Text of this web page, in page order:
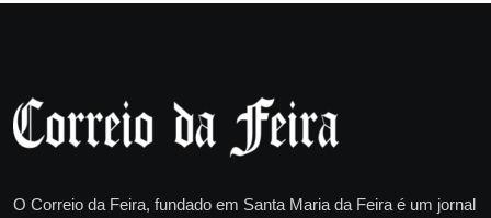
O Correio da Feira, fundado em Santa Maria da Feira é um jornal